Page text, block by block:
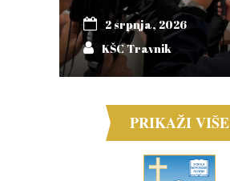
2 srpnja, 2026
KŠC Travnik
PRIKAŽI VIŠE